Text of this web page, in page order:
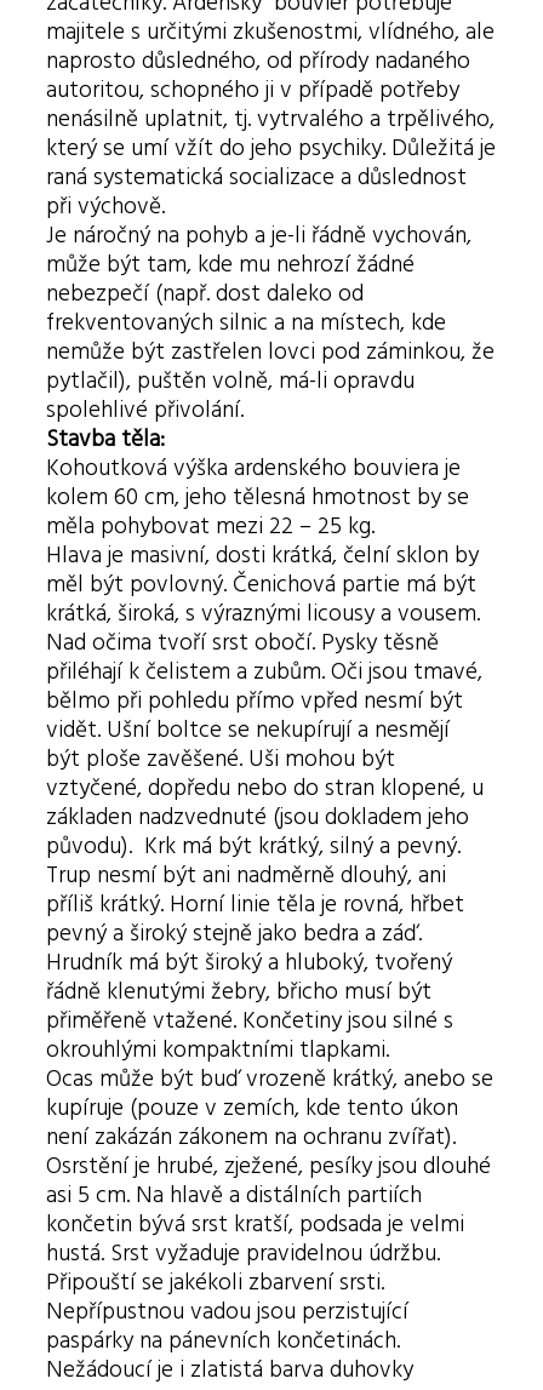
majitele s určitými zkušenostmi, vlídného, ale
naprosto důsledného, od přírody nadaného
autoritou, schopného ji v případě potřeby
nenásilně uplatnit, tj. vytrvalého a trpělivého,
který se umí vžít do jeho psychiky. Důležitá je
raná systematická socializace a důslednost
při výchově.
Je náročný na pohyb a je-li řádně vychován,
může být tam, kde mu nehrozí žádné
nebezpečí (např. dost daleko od
frekventovaných silnic a na místech, kde
nemůže být zastřelen lovci pod záminkou, že
pytlačil), puštěn volně, má-li opravdu
spolehlivé přivolání.
Stavba těla:
Kohoutková výška ardenského bouviera je
kolem 60 cm, jeho tělesná hmotnost by se
měla pohybovat mezi 22 – 25 kg.
Hlava je masivní, dosti krátká, čelní sklon by
měl být povlovný. Čenichová partie má být
krátká, široká, s výraznými licousy a vousem.
Nad očima tvoří srst obočí. Pysky těsně
přiléhají k čelistem a zubům. Oči jsou tmavé,
bělmo při pohledu přímo vpřed nesmí být
vidět. Ušní boltce se nekupírují a nesmějí
být ploše zavěšené. Uši mohou být
vztyčené, dopředu nebo do stran klopené, u
základen nadzvednuté (jsou dokladem jeho
původu). Krk má být krátký, silný a pevný.
Trup nesmí být ani nadměrně dlouhý, ani
příliš krátký. Horní linie těla je rovná, hřbet
pevný a široký stejně jako bedra a záď.
Hrudník má být široký a hluboký, tvořený
řádně klenutými žebry, břicho musí být
přiměřeně vtažené. Končetiny jsou silné s
okrouhlými kompaktními tlapkami.
Ocas může být buď vrozeně krátký, anebo se
kupíruje (pouze v zemích, kde tento úkon
není zakázán zákonem na ochranu zvířat).
Osrstění je hrubé, zježené, pesíky jsou dlouhé
asi 5 cm. Na hlavě a distálních partiích
končetin bývá srst kratší, podsada je velmi
hustá. Srst vyžaduje pravidelnou údržbu.
Připouští se jakékoli zbarvení srsti.
Nepřípustnou vadou jsou perzistující
paspárky na pánevních končetinách.
Nežádoucí je i zlatistá barva duhovky